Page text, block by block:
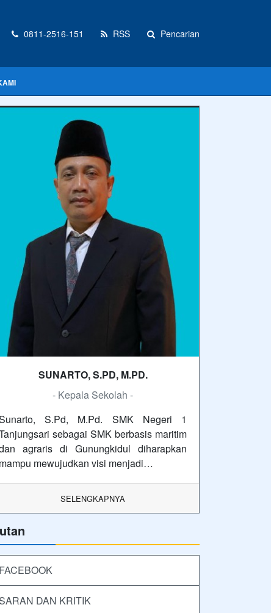
0811-2516-151 RSS Pencarian
SUNARTO, S.PD, M.PD.
- Kepala Sekolah -
S.Pd, M.Pd. SMK Negeri 1
sebagai SMK berbasis maritim
agraris di Gunungkidul diharapkan
mampu mewujudkan visi menjadi…
SELENGKAPNYA
FACEBOOK
DAN KRITIK